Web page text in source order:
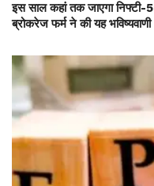
इस साल कहां तक जाएगा
ब्रोकरेज फर्म ने की यह भविष्‍यवाणी